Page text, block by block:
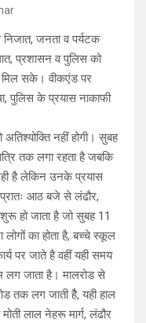
निजात, जनता व पर्यटक
प्रशासन व पुलिस को
मिल सके। वीकएंड पर
पुलिस के प्रयास नाकाफी
नहीं होगी। सुबह
तक लगा रहता है जबकि
है लेकिन उनके प्रयास
आठ बजे से लंढौर,
हो जाता है जो सुबह 11
का होता है, बच्चे स्कूल
पर जाते है वहीं यही समय
जाता है। मालरोड से
तक लग जाती हैै, यही हाल
लाल नेहरू मार्ग, लंढौर